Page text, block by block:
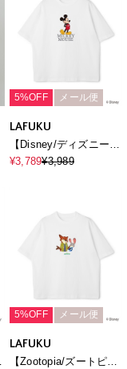
5%OFF メール便
LAFUKU
【Disney/ディズニー】
Mickey Mouse / ミッキ
¥3,789¥3,989
5%OFF メール便
LAFUKU
【Zootopia/ズートピ